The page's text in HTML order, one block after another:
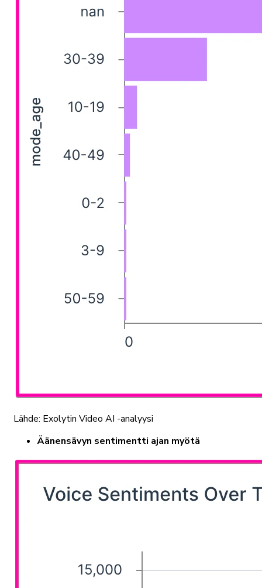
Lähde: Exolytin Video AI -analyysi
Äänensävyn sentimentti ajan myötä